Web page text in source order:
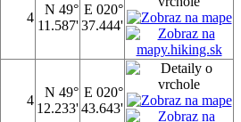
4
N 49°
11.587'
E 020°
37.444'
4
N 49°
12.233'
E 020°
43.643'